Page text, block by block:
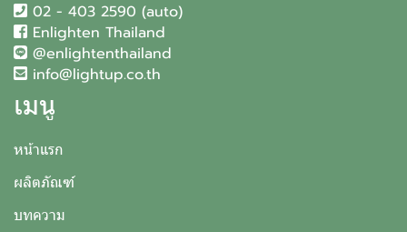
02 - 403 2590 (auto)
Enlighten Thailand
@enlightenthailand
info@lightup.co.th
เมนู
หน้าแรก
ผลิตภัณฑ์
บทความ